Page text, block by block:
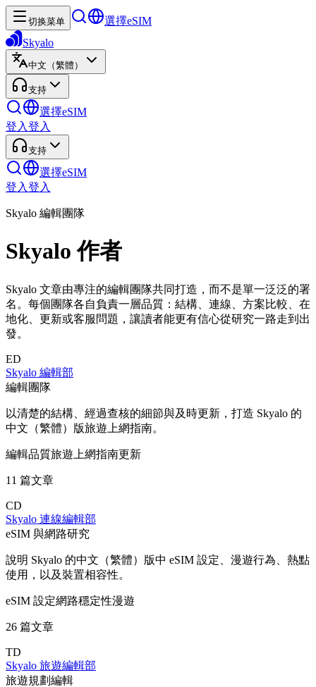
切换菜单
選擇eSIM
Skyalo
中文（繁體）
支持
選擇eSIM
登入登入
支持
選擇eSIM
登入登入
Skyalo 編輯團隊
Skyalo 作者
Skyalo 文章由專注的編輯團隊共同打造，而不是單一泛泛的署
名。每個團隊各自負責一層品質：結構、連線、方案比較、在
地化、更新或客服問題，讓讀者能更有信心從研究一路走到出
發。
ED
Skyalo 編輯部
編輯團隊
以清楚的結構、經過查核的細節與及時更新，打造 Skyalo 的
中文（繁體）版旅遊上網指南。
編輯品質旅遊上網指南更新
11 篇文章
CD
Skyalo 連線編輯部
eSIM 與網路研究
說明 Skyalo 的中文（繁體）版中 eSIM 設定、漫遊行為、熱點
使用，以及裝置相容性。
eSIM 設定網路穩定性漫遊
26 篇文章
TD
Skyalo 旅遊編輯部
旅遊規劃編輯